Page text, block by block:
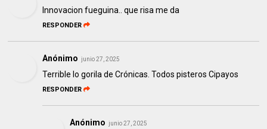
Innovacion fueguina.. que risa me da
RESPONDER
Anónimo junio 27, 2025
Terrible lo gorila de Crónicas. Todos pisteros Cipayos
RESPONDER
Anónimo junio 27, 2025